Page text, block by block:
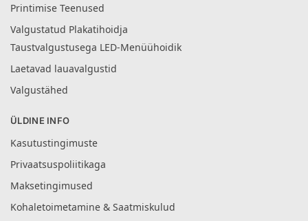
Printimise Teenused
Valgustatud Plakatihoidja
Taustvalgustusega LED-Menüühoidik
Laetavad lauavalgustid
Valgustähed
ÜLDINE INFO
Kasutustingimuste
Privaatsuspoliitikaga
Maksetingimused
Kohaletoimetamine & Saatmiskulud